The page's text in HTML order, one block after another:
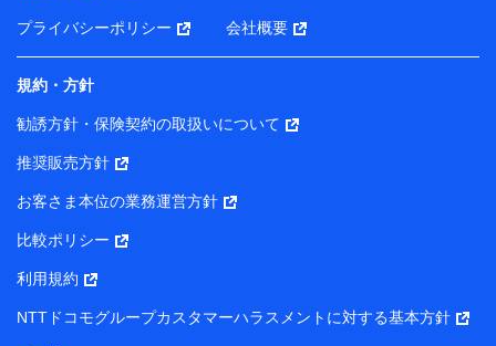
プライバシーポリシー 会社概要
規約・方針
勧誘方針・保険契約の取扱いについて
推奨販売方針
お客さま本位の業務運営方針
比較ポリシー
利用規約
NTTドコモグループカスタマーハラスメントに対する基本方針